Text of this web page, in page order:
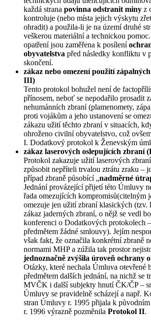
každá strana povinna odstranit miny z
kontroluje (nebo místa jejich výskytu
ohradit) a použila-li je na území druhé
veškerou materiální a technickou
opatření jsou zaměřena k posílení
obyvatelstva před následky konfliktu v
skončení.
zákaz nebo omezení použití
III)
Tento protokol bohužel není de
přínosem, neboť se nepodařilo prosadit
nehumánních zbraní (plamenomety,
proti vojákům a jeho ustanovení se
zákazu užití těchto zbraní v situacích,
ohroženo civilní obyvatelstvo, což
I. Dodatkový protokol k Ženevským
zákaz laserových oslepujících zbraní
Protokol zakazuje užití laserových
způsobit nepříteli trvalou ztrátu zraku –
případ zbraně působící „nadměrné
Jednání provázející přijetí této Úmluvy
řada omezujících kompromisů(citelným
omezuje jen užití zbraní klasických (tzv.
zákaz jaderných zbraní, o nějž se vedl
konferenci o Dodatkových protokolech
předmětem žádné smlouvy). Jejím
však fakt, že označila konkrétní zbraně
normami MHP a zúžila tak prostor
jednoznačně zvýšila úroveň ochrany
Otázky, které nechala Úmluva otevřené
předmětem dalších jednání, na nichž se
MVČK i další subjekty hnutí ČK/ČP –
Úmluvy se pravidelně scházejí a např.
stran Úmluvy r. 1995 přijala k
r. 1996 výrazně pozměnila Protokol II.